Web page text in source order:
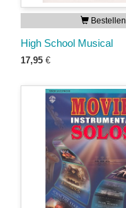
Bestellen
High School Musical
17,95 €